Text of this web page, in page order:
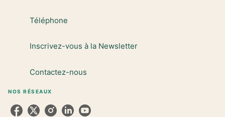
Téléphone
Inscrivez-vous à la Newsletter
Contactez-nous
NOS RÉSEAUX